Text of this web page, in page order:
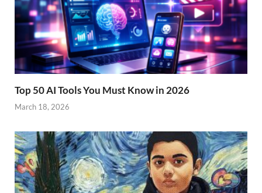
Top 50 AI Tools You Must Know in 2026
March 18, 2026